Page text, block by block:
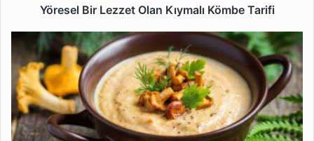
Yöresel Bir Lezzet Olan Kıymalı Kömbe Tarifi
Usulü
Mantar
Çorbası
Nasıl
Yapılır?